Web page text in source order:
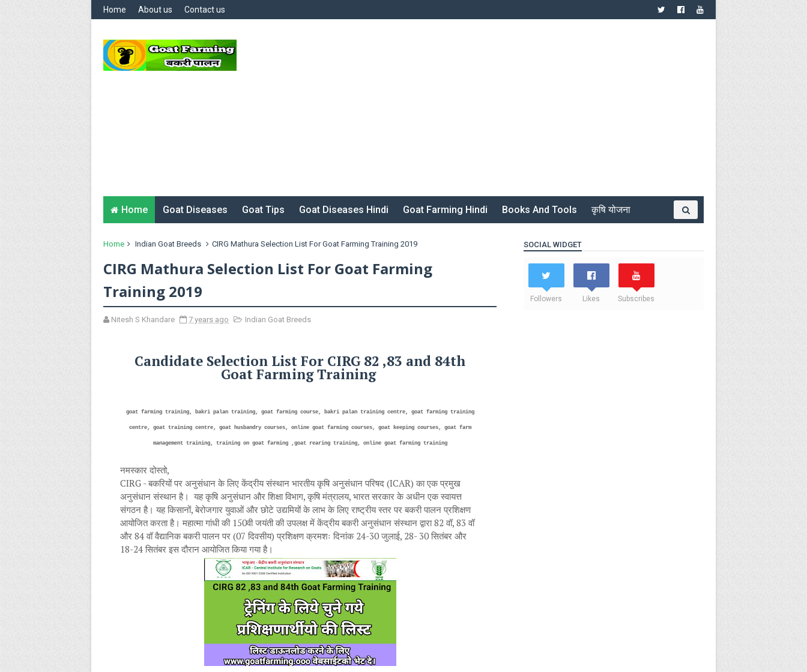
Home About us Contact us
Home Goat Diseases Goat Tips Goat Diseases Hindi Goat Farming Hindi Books And Tools कृषि योजना
Home Indian Goat Breeds CIRG Mathura Selection List For Goat Farming Training 2019
CIRG Mathura Selection List For Goat Farming
Training 2019
Nitesh S Khandare 7 years ago Indian Goat Breeds
Candidate Selection List For CIRG 82 ,83 and 84th
Goat Farming Training
goat farming training, bakri palan training, goat farming course, bakri palan training centre, goat farming training
centre, goat training centre, goat husbandry courses, online goat farming courses, goat keeping courses, goat farm
management training, training on goat farming ,goat rearing training, online goat farming training
नमस्कार दोस्तो,
CIRG - बकरियों पर अनुसंधान के लिए केंद्रीय संस्थान भारतीय कृषि अनुसंधान परिषद (ICAR) का एक प्रमुख
अनुसंधान संस्थान है। यह कृषि अनुसंधान और शिक्षा विभाग, कृषि मंत्रालय, भारत सरकार के अधीन एक स्वायत्त
संगठन है। यह किसानों, बेरोजगार युवाओं और छोटे उद्यमियों के लाभ के लिए राष्ट्रीय स्तर पर बकरी पालन प्रशिक्षण
आयोजित करता है। महात्मा गांधी की 150वी जयंती की उपलक्ष में केंद्रीय बकरी अनुसंधान संस्थान द्वारा 82 वॉ, 83 वॉ
और 84 वॉ वैद्यानिक बकरी पालन पर (07 दिवसीय) प्रशिक्षण क्रमशः दिनांक 24-30 जुलाई, 28- 30 सितंबर और
18-24 सितंबर इस दौरान आयोजित किया गया है।
SOCIAL WIDGET
Followers Likes Subscribes